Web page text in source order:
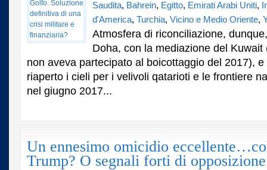
Saudita, Bahrein, Egitto, Emirati Arabi Uniti,
d'America, Turchia, Vicino e Medio Oriente,
Atmosfera di riconciliazione,
Doha, con la mediazione del Kuwait
non aveva partecipato al boicottaggio del 2017), e
riaperto i cieli per i velivoli qatarioti e le frontiere
nel giugno 2017...
Un ennesimo omicidio
Trump? O segnali forti di